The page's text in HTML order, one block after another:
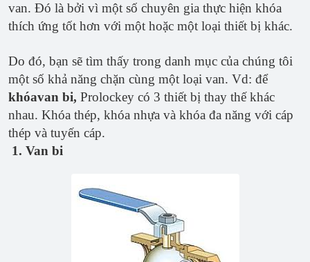
van. Đó là bởi vì một số chuyên gia thực hiện khóa
thích ứng tốt hơn với một hoặc một loại thiết bị khác.
Do đó, bạn sẽ tìm thấy trong danh mục của chúng tôi
một số khả năng chặn cùng một loại van. Vd: để
khóavan bi, Prolockey có 3 thiết bị thay thế khác
nhau. Khóa thép, khóa nhựa và khóa đa năng với cáp
thép và tuyến cáp.
1. Van bi